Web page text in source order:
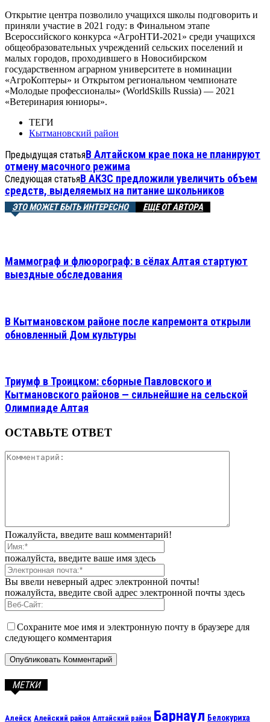
Открытие центра позволило учащихся школы подговорить и
приняли участие в 2021 году: в Финальном этапе
Всероссийского конкурса «АгроНТИ-2021» среди учащихся
общеобразовательных учреждений сельских поселений и
малых городов, проходившего в Новосибирском
государственном аграрном университете в номинации
«АгроКоптеры» и Открытом региональном чемпионате
«Молодые профессионалы» (WorldSkills Russia) — 2021
«Ветеринария юниоры».
ТЕГИ
Кытмановский район
Предыдущая статьяВ Алтайском крае пока не планируют
отмену масочного режима
Следующая статьяВ АКЗС предложили увеличить объем
средств, выделяемых на питание школьников
ЭТО МОЖЕТ БЫТЬ ИНТЕРЕСНО ЕЩЕ ОТ АВТОРА
Маммограф и флюорограф: в сёлах Алтая стартуют
выездные обследования
В Кытмановском районе после капремонта открыли
обновленный Дом культуры
Триумф в Троицком: сборные Павловского и
Кытмановского районов — сильнейшие на сельской
Олимпиаде Алтая
ОСТАВЬТЕ ОТВЕТ
Пожалуйста, введите ваш комментарий!
пожалуйста, введите ваше имя здесь
Вы ввели неверный адрес электронной почты!
пожалуйста, введите свой адрес электронной почты здесь
Сохраните мое имя и электронную почту в браузере для
следующего комментария
МЕТКИ
Алейск Алейский район Алтайский район Барнаул Белокуриха